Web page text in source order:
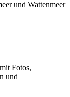
und Wattenmeer
Fotos,
und